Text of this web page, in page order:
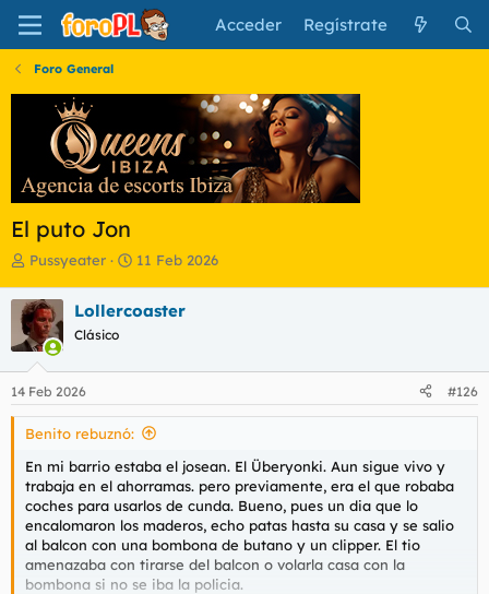
Acceder Regístrate
Foro General
El puto Jon
I
i
c
i
a
d
o
r
d
l
t
e
m
a
Pussyeater
F
h
e
n
i
o
11 Feb 2026
Lollercoaster
Clásico
14 Feb 2026 #126
Benito rebuznó:
En mi barrio estaba el josean. El Überyonki. Aun sigue vivo y
trabaja en el ahorramas. pero previamente, era el que robaba
coches para usarlos de cunda. Bueno, pues un dia que lo
encalomaron los maderos, echo patas hasta su casa y se salio
al balcon con una bombona de butano y un clipper. El tio
amenazaba con tirarse del balcon o volarla casa con la
bombona si no se iba la policia.